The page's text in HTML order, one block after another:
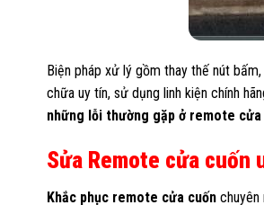
Biện pháp xử lý gồm thay thế nút
chữa uy tín, sử dụng linh kiện chính
những lỗi thường gặp ở remote cửa
Sửa Remote cửa cuốn
Khắc phục remote cửa cuốn chuyên